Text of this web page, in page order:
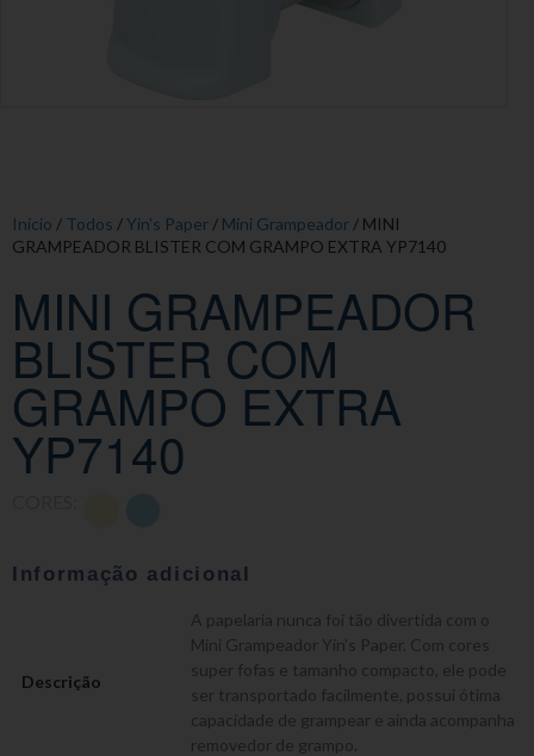
Início / Todos /Yin's Paper / Mini Grampeador / MINI
GRAMPEADOR BLISTER COM GRAMPO EXTRA YP7140
MINI GRAMPEADOR
BLISTER COM
GRAMPO EXTRA
YP7140
Informação adicional
Descrição
A papelaria nunca foi tão divertida com o
Mini Grampeador Yin’s Paper. Com cores
super fofas e tamanho compacto, ele pode
ser transportado facilmente, possui ótima
capacidade de grampear e ainda acompanha
removedor de grampo.